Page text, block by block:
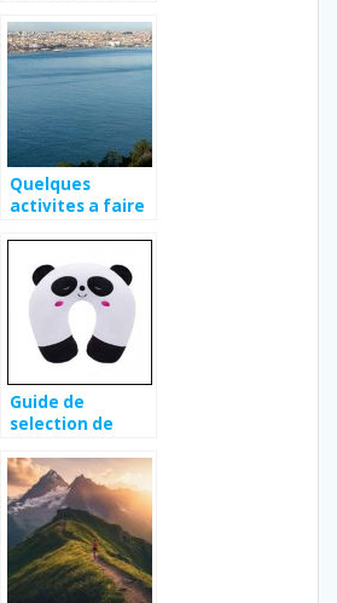
dans la ville de
Rome ?
Quelques
activites a faire
Guide de
selection de
de voyage pour
mineur !